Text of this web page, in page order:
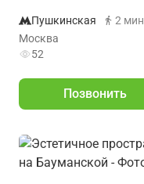
Пушкинская
2 мин
Москва
52
Позвонить